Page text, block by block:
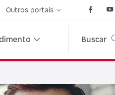
Outros portais
Buscar